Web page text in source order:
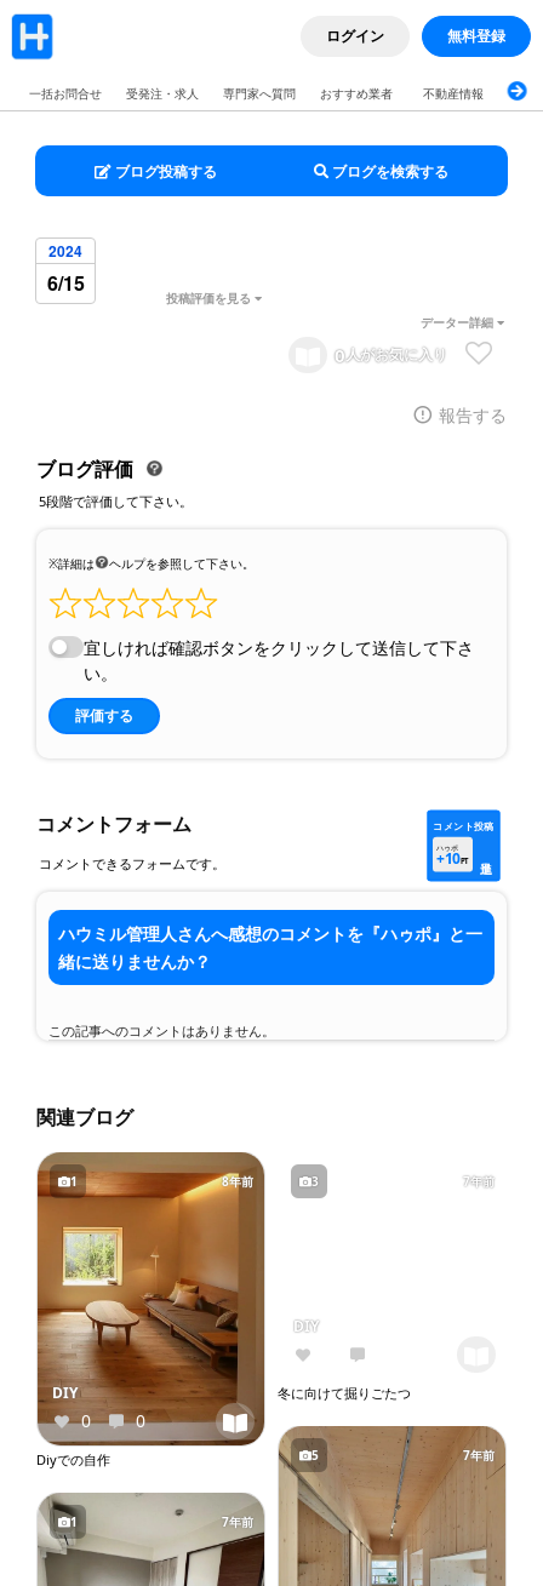
ログイン 無料登録
一括お問合せ 受発注・求人 専門家へ質問 おすすめ業者 不動産情報 ブログ
ブログ投稿する ブログを検索する
2024
6/15
0人がお気に入り
投稿評価を見る
データー詳細
報告する
ブログ評価
5段階で評価して下さい。
※詳細は ヘルプを参照して下さい。
宜しければ確認ボタンをクリックして送信して下さ
い。
評価する
コメントフォーム
コメントできるフォームです。
コメント投稿
ハゥポ
+10PT
ハウミル管理人さんへ感想のコメントを『ハゥポ』と一
緒に送りませんか？
この記事へのコメントはありません。
関連ブログ
1 8年前
0 0
Diyでの自作
DIY
1 7年前
3 7年前
冬に向けて掘りごたつ
DIY
5 7年前